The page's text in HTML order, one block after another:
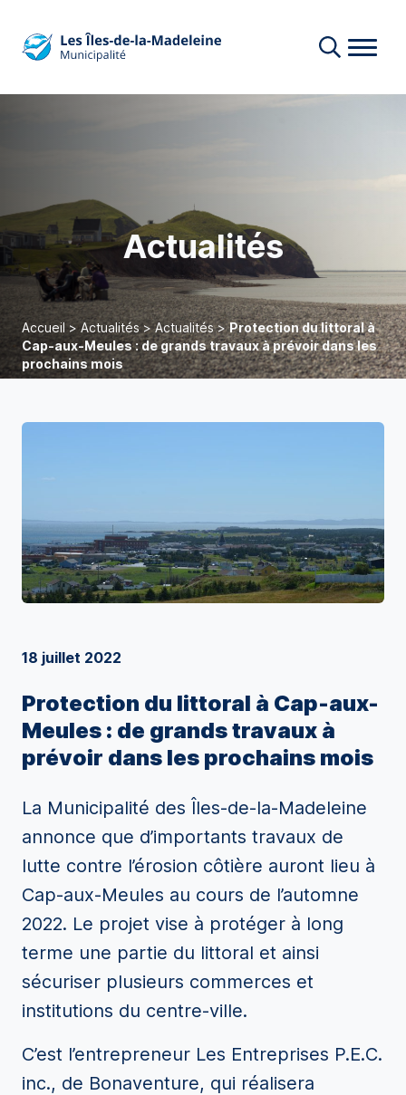
Actualités
Accueil>Actualités>Actualités>Protection du littoral à
Cap-aux-Meules : de grands travaux à prévoir dans les
prochains mois
18 juillet 2022
Protection du littoral à Cap-aux-
Meules : de grands travaux à
prévoir dans les prochains mois
La Municipalité des Îles-de-la-Madeleine
annonce que d’importants travaux de
lutte contre l’érosion côtière auront lieu à
Cap-aux-Meules au cours de l’automne
2022. Le projet vise à protéger à long
terme une partie du littoral et ainsi
sécuriser plusieurs commerces et
institutions du centre-ville.
C’est l’entrepreneur Les Entreprises P.E.C.
inc., de Bonaventure, qui réalisera